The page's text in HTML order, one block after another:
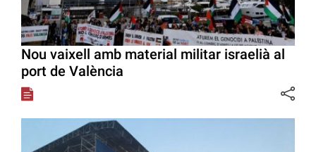
Nou vaixell amb material militar israelià al
port de València